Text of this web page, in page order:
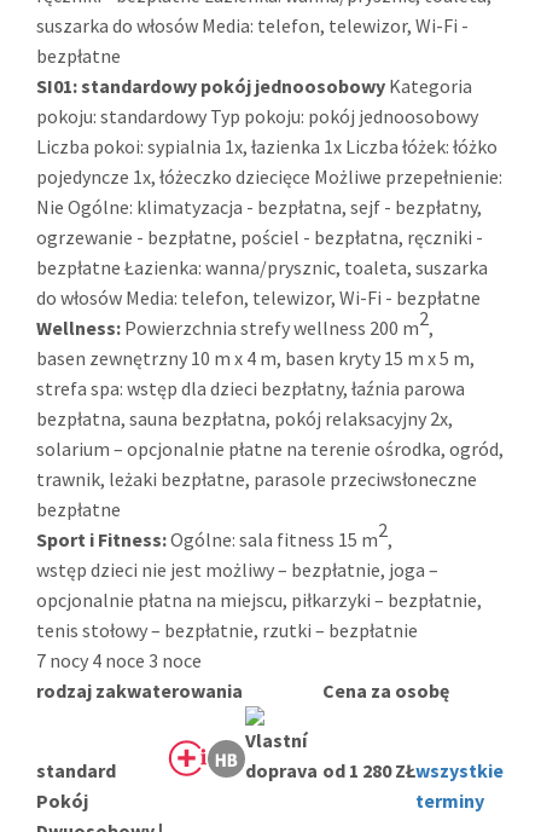
suszarka do włosów Media: telefon, telewizor, Wi-Fi -
bezpłatne
SI01:standardowy pokój jednoosobowy Kategoria
pokoju: standardowy Typ pokoju: pokój jednoosobowy
Liczba pokoi: sypialnia 1x, łazienka 1x Liczba łóżek: łóżko
pojedyncze 1x, łóżeczko dziecięce Możliwe przepełnienie:
Nie Ogólne: klimatyzacja - bezpłatna, sejf - bezpłatny,
ogrzewanie - bezpłatne, pościel - bezpłatna, ręczniki -
bezpłatne Łazienka: wanna/prysznic, toaleta, suszarka
do włosów Media: telefon, telewizor, Wi-Fi - bezpłatne
Wellness: Powierzchnia strefy wellness 200 m2,
basen zewnętrzny 10 m x 4 m, basen kryty 15 m x 5 m,
strefa spa: wstęp dla dzieci bezpłatny, łaźnia parowa
bezpłatna, sauna bezpłatna, pokój relaksacyjny 2x,
solarium – opcjonalnie płatne na terenie ośrodka, ogród,
trawnik, leżaki bezpłatne, parasole przeciwsłoneczne
bezpłatne
Sport i Fitness:Ogólne: sala fitness 15 m2,
wstęp dzieci nie jest możliwy – bezpłatnie, joga –
opcjonalnie płatna na miejscu, piłkarzyki – bezpłatnie,
tenis stołowy – bezpłatnie, rzutki – bezpłatnie
7 nocy 4 noce 3 noce
rodzaj zakwaterowania
Cena za osobę
standard
Pokój
od 1 280 ZŁwszystkie
terminy